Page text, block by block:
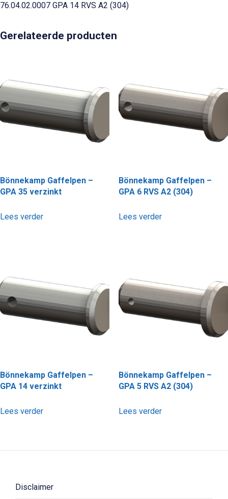
76.04.02.0007 GPA 14 RVS A2 (304)
Gerelateerde producten
Bönnekamp Gaffelpen –
GPA 35 verzinkt
Lees verder
Bönnekamp Gaffelpen –
GPA 6 RVS A2 (304)
Lees verder
Bönnekamp Gaffelpen –
GPA 14 verzinkt
Lees verder
Bönnekamp Gaffelpen –
GPA 5 RVS A2 (304)
Lees verder
Disclaimer